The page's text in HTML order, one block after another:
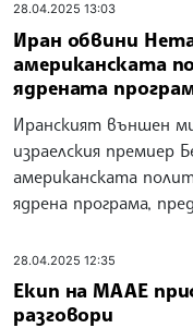
28.04.2025 13:03
Иран обвини
американската
ядрената
Иранският външен
израелския премиер
американската
ядрена програма,
28.04.2025 12:35
Екип на МААЕ
разговори